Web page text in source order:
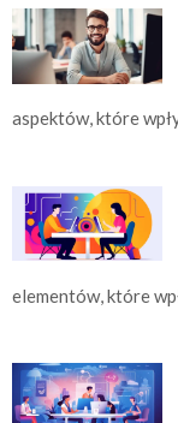
aspektów, które
elementów, które